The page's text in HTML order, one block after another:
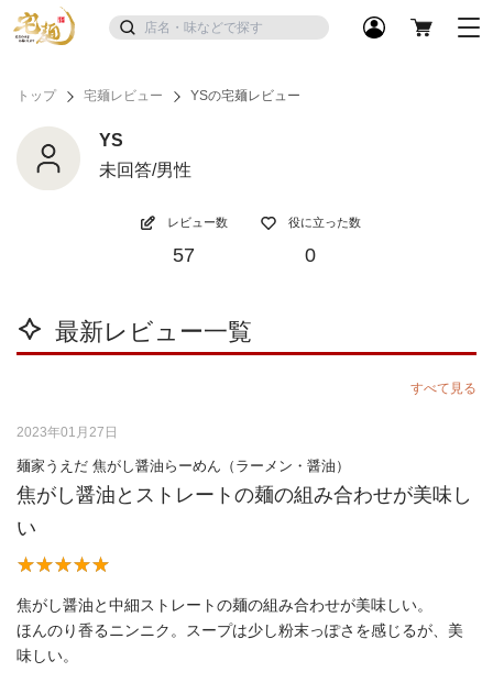
トップ 宅麺レビュー YSの宅麺レビュー
YS
未回答/男性
レビュー数
57
役に立った数
0
最新レビュー一覧
すべて見る
2023年01月27日
麺家うえだ 焦がし醤油らーめん（ラーメン・醤油）
焦がし醤油とストレートの麺の組み合わせが美味し
い
焦がし醤油と中細ストレートの麺の組み合わせが美味しい。
ほんのり香るニンニク。スープは少し粉末っぽさを感じるが、美
味しい。